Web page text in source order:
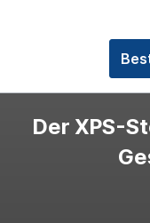
Der XPS-